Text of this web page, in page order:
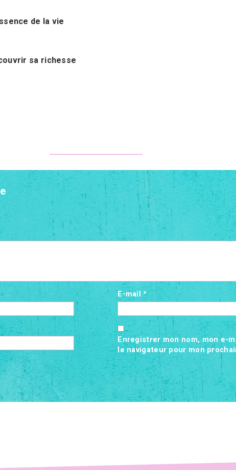
de la vie
sa richesse
E-mail*
Enregistrer mon nom, mon e-
le navigateur pour mon